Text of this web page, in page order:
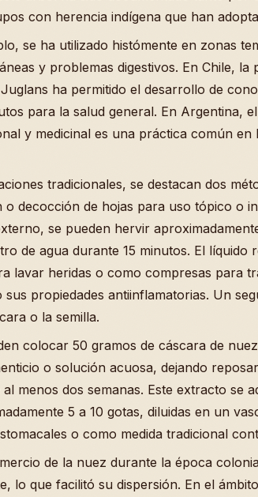
con herencia indígena que han
se ha utilizado histómente en zonas
y problemas digestivos. En Chile, la
ha permitido el desarrollo de
para la salud general. En Argentina,
y medicinal es una práctica común en
tradicionales, se destacan dos
o decocción de hojas para uso tópico o
se pueden hervir
de agua durante 15 minutos. El líquido
lavar heridas o como compresas para
propiedades antiinflamatorias. Un
o la semilla.
colocar 50 gramos de cáscara de
o solución acuosa, dejando
menos dos semanas. Este extracto se
5 a 10 gotas, diluidas en un
o como medida tradicional
de la nuez durante la época
lo que facilitó su dispersión. En el